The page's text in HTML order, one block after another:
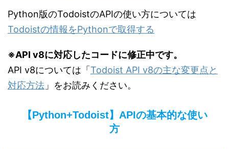
Python版のTodoistのAPIの使い方については
Todoistの情報をPythonで取得する
※API v8に対応したコードに修正中です。
API v8については「 Todoist API v8の主な変更点と
対応方法 」をお読みください。
【Python+Todoist】APIの基本的な使い
方